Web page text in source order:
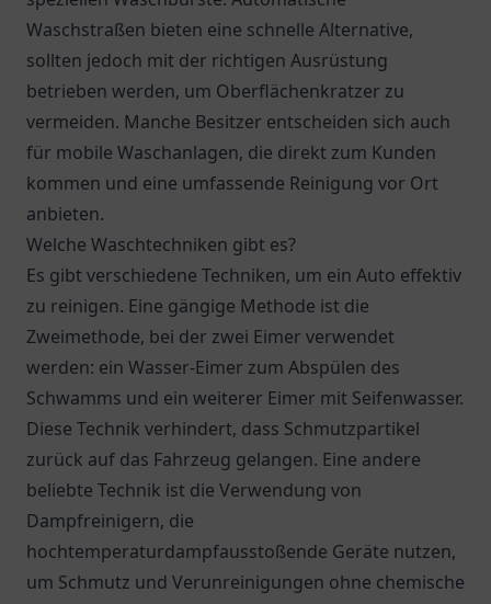
Waschstraßen bieten eine schnelle Alternative,
sollten jedoch mit der richtigen Ausrüstung
betrieben werden, um Oberflächenkratzer zu
vermeiden. Manche Besitzer entscheiden sich auch
für mobile Waschanlagen, die direkt zum Kunden
kommen und eine umfassende Reinigung vor Ort
anbieten.
Welche Waschtechniken gibt es?
Es gibt verschiedene Techniken, um ein Auto effektiv
zu reinigen. Eine gängige Methode ist die
Zweimethode, bei der zwei Eimer verwendet
werden: ein Wasser-Eimer zum Abspülen des
Schwamms und ein weiterer Eimer mit Seifenwasser.
Diese Technik verhindert, dass Schmutzpartikel
zurück auf das Fahrzeug gelangen. Eine andere
beliebte Technik ist die Verwendung von
Dampfreinigern, die
hochtemperaturdampfausstoßende Geräte nutzen,
um Schmutz und Verunreinigungen ohne chemische